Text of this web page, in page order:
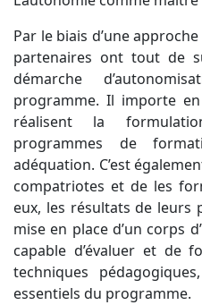
Par le biais d’une
partenaires ont tout de
démarche
programme. Il importe
réalisent la
programmes de
adéquation. C’est
compatriotes et de les
eux, les résultats de leurs
mise en place d’un corps
capable d’évaluer et de
techniques
essentiels du programme.